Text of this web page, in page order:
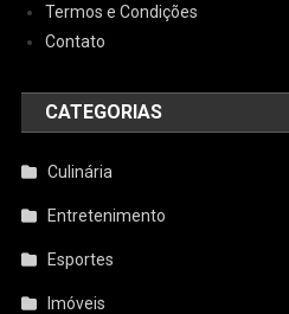
Termos e Condições
Contato
CATEGORIAS
Culinária
Entretenimento
Esportes
Imóveis